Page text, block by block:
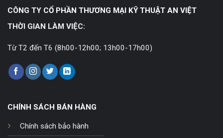
CÔNG TY CỔ PHẦN THƯƠNG MẠI KỸ THUẬT AN VIỆT
THỜI GIAN LÀM VIỆC:
Từ T2 đến T6 (8h00-12h00; 13h00-17h00)
CHÍNH SÁCH BÁN HÀNG
Chính sách bảo hành